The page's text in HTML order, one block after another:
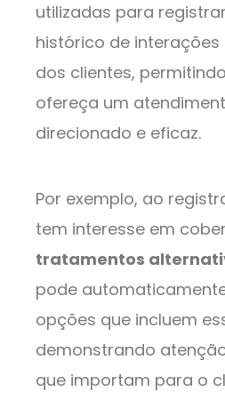
utilizadas para
histórico de interações
dos clientes,
ofereça um
direcionado e eficaz.
Por exemplo, ao
tem interesse em
tratamentos
pode
opções que incluem
demonstrando
que importam para o